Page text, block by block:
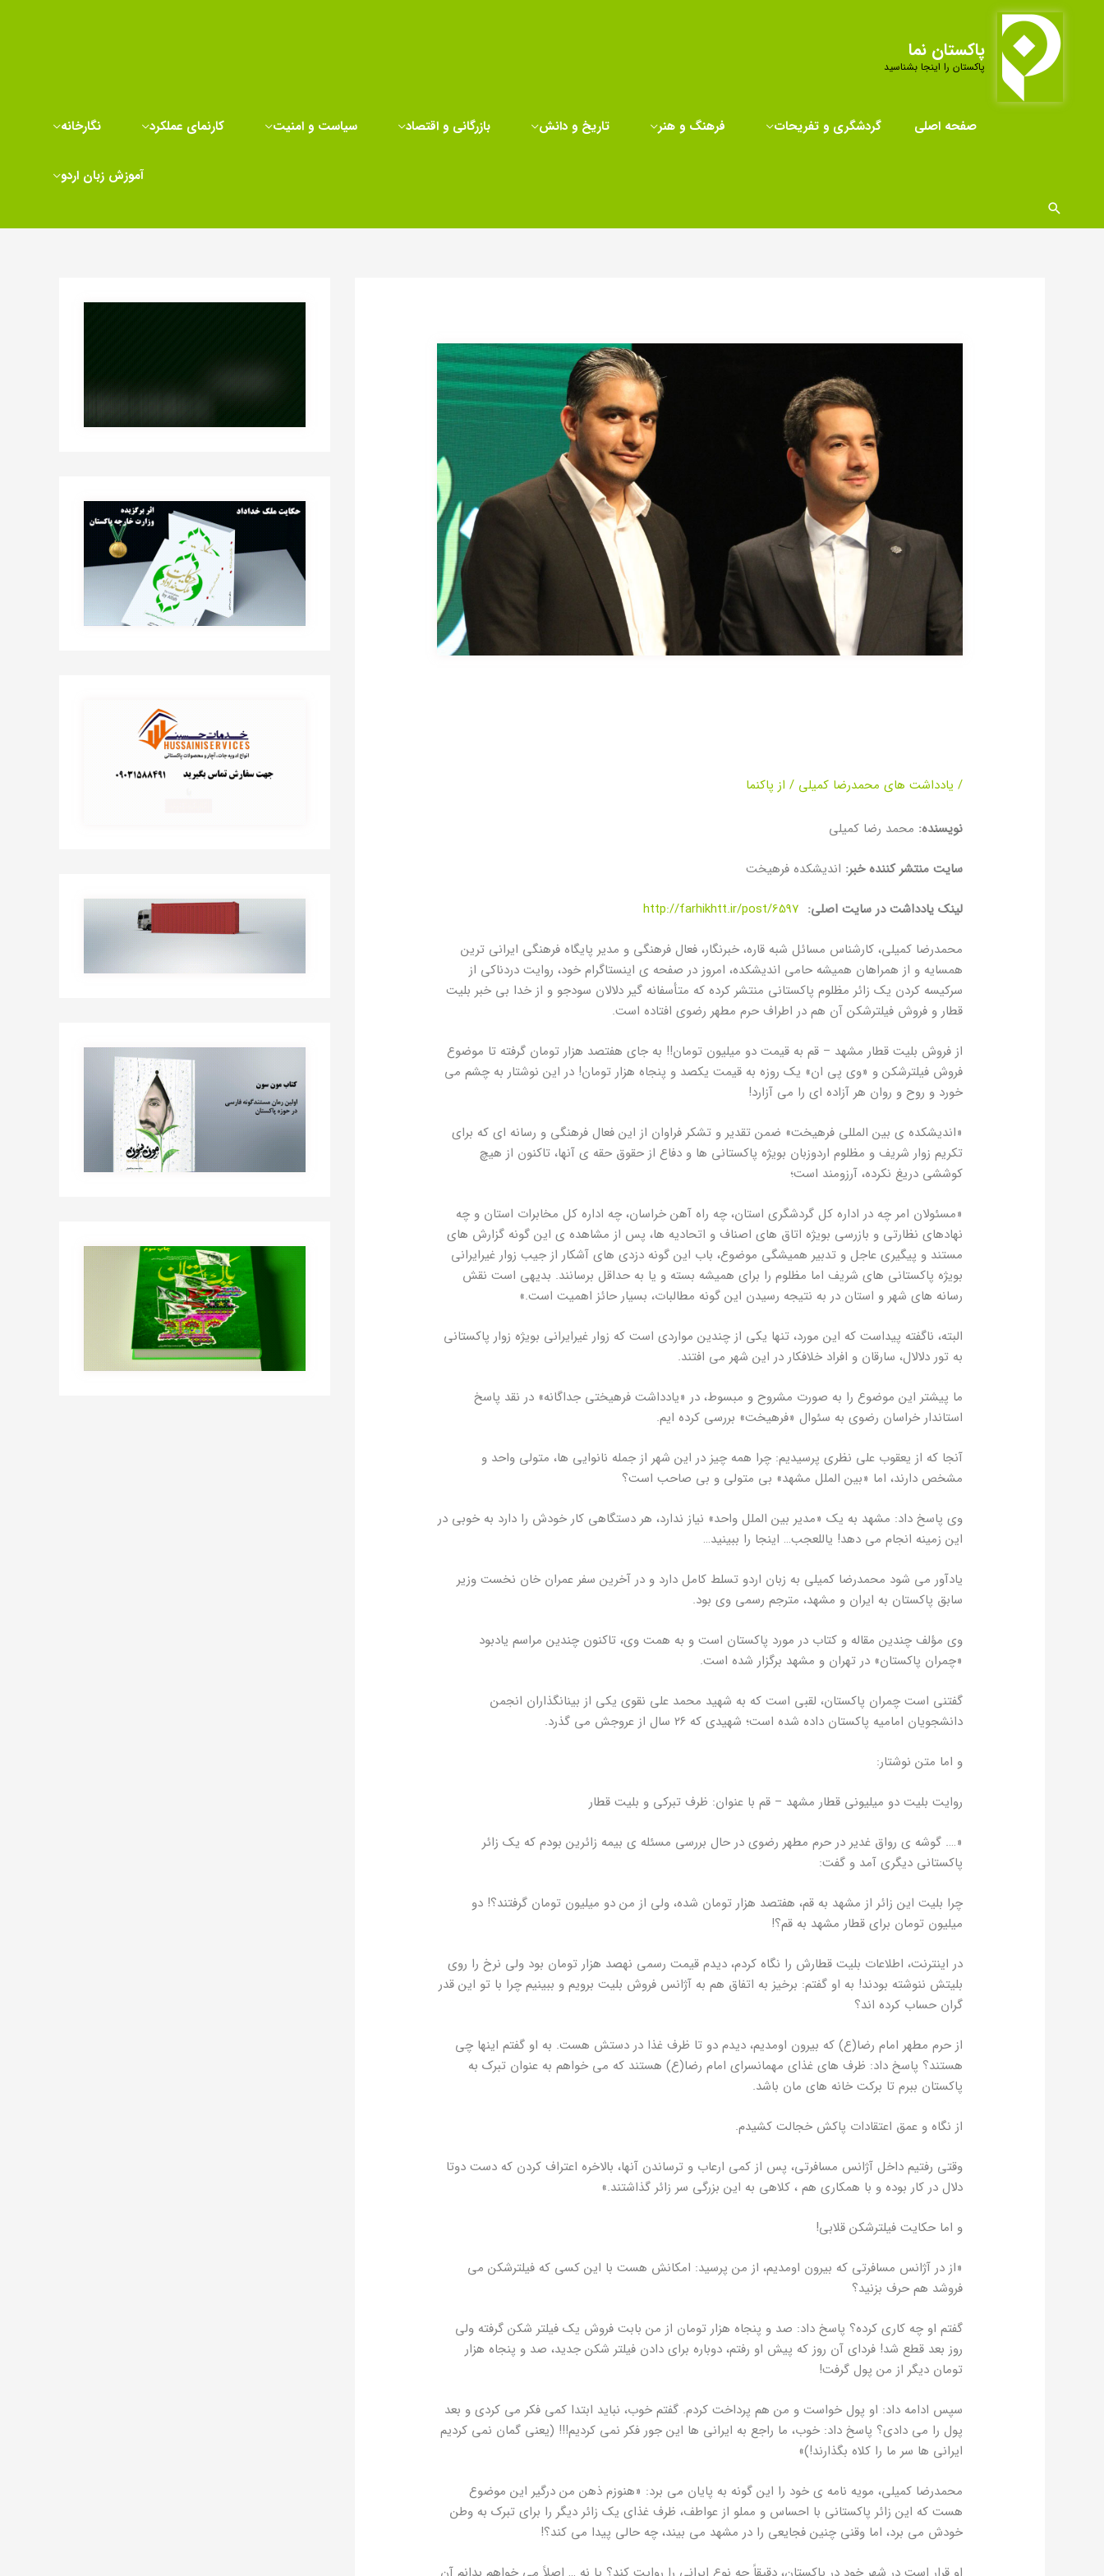
پاکستان نما
پاکستان را اینجا بشناسید
صفحه اصلی گردشگری و تفریحات فرهنگ و هنر تاریخ و دانش بازرگانی و اقتصاد سیاست و امنیت کارنمای عملکرد نگارخانه
آموزش زبان اردو
جستجو
/ یادداشت های محمدرضا کمیلی / از پاکنما
نویسنده: محمد رضا کمیلی
سایت منتشر کننده خبر: اندیشکده فرهیخت
لینک یادداشت در سایت اصلی: http://farhikhtt.ir/post/6597
محمدرضا کمیلی، کارشناس مسائل شبه قاره، خبرنگار، فعال فرهنگی و مدیر پایگاه فرهنگی ایرانی ترین
همسایه و از همراهان همیشه حامی اندیشکده، امروز در صفحه ی اینستاگرام خود، روایت دردناکی از
سرکیسه کردن یک زائر مظلوم پاکستانی منتشر کرده که متأسفانه گیر دلالان سودجو و از خدا بی خبر بلیت
قطار و فروش فیلترشکن آن هم در اطراف حرم مطهر رضوی افتاده است.
از فروش بلیت قطار مشهد – قم به قیمت دو میلیون تومان!! به جای هفتصد هزار تومان گرفته تا موضوع
فروش فیلترشکن و «وی پی ان» یک روزه به قیمت یکصد و پنجاه هزار تومان! در این نوشتار به چشم می
خورد و روح و روان هر آزاده ای را می آزارد!
«اندیشکده ی بین المللی فرهیخت» ضمن تقدیر و تشکر فراوان از این فعال فرهنگی و رسانه ای که برای
تکریم زوار شریف و مظلوم اردوزبان بویژه پاکستانی ها و دفاع از حقوق حقه ی آنها، تاکنون از هیچ
کوششی دریغ نکرده، آرزومند است؛
«مسئولان امر چه در اداره کل گردشگری استان، چه راه آهن خراسان، چه اداره کل مخابرات استان و چه
نهادهای نظارتی و بازرسی بویژه اتاق های اصناف و اتحادیه ها، پس از مشاهده ی این گونه گزارش های
مستند و پیگیری عاجل و تدبیر همیشگی موضوع، باب این گونه دزدی های آشکار از جیب زوار غیرایرانی
بویژه پاکستانی های شریف اما مظلوم را برای همیشه بسته و یا به حداقل برسانند. بدیهی است نقش
رسانه های شهر و استان در به نتیجه رسیدن این گونه مطالبات، بسیار حائز اهمیت است.»
البته، ناگفته پیداست که این مورد، تنها یکی از چندین مواردی است که زوار غیرایرانی بویژه زوار پاکستانی
به تور دلالال، سارقان و افراد خلافکار در این شهر می افتند.
ما پیشتر این موضوع را به صورت مشروح و مبسوط، در «یادداشت فرهیختی جداگانه» در نقد پاسخ
استاندار خراسان رضوی به سئوال «فرهیخت» بررسی کرده ایم.
آنجا که از یعقوب علی نظری پرسیدیم: چرا همه چیز در این شهر از جمله نانوایی ها، متولی واحد و
مشخص دارند، اما «بین الملل مشهد» بی متولی و بی صاحب است؟
وی پاسخ داد: مشهد به یک «مدیر بین الملل واحد» نیاز ندارد، هر دستگاهی کار خودش را دارد به خوبی در
این زمینه انجام می دهد! یاللعجب… اینجا را ببینید…
یادآور می شود محمدرضا کمیلی به زبان اردو تسلط کامل دارد و در آخرین سفر عمران خان نخست وزیر
سابق پاکستان به ایران و مشهد، مترجم رسمی وی بود.
وی مؤلف چندین مقاله و کتاب در مورد پاکستان است و به همت وی، تاکنون چندین مراسم یادبود
«چمران پاکستان» در تهران و مشهد برگزار شده است.
گفتنی است چمران پاکستان، لقبی است که به شهید محمد علی نقوی یکی از بینانگذاران انجمن
دانشجویان امامیه پاکستان داده شده است؛ شهیدی که ۲۶ سال از عروجش می گذرد.
و اما متن نوشتار:
روایت بلیت دو میلیونی قطار مشهد – قم با عنوان: ظرف تبرکی و بلیت قطار
«…. گوشه ی رواق غدیر در حرم مطهر رضوی در حال بررسی مسئله ی بیمه زائرین بودم که یک زائر
پاکستانی دیگری آمد و گفت:
چرا بلیت این زائر از مشهد به قم، هفتصد هزار تومان شده، ولی از من دو میلیون تومان گرفتند؟! دو
میلیون تومان برای قطار مشهد به قم؟!
در اینترنت، اطلاعات بلیت قطارش را نگاه کردم، دیدم قیمت رسمی نهصد هزار تومان بود ولی نرخ را روی
بلیتش ننوشته بودند! به او گفتم: برخیز به اتفاق هم به آژانس فروش بلیت برویم و ببینیم چرا با تو این قدر
گران حساب کرده اند؟
از حرم مطهر امام رضا(ع) که بیرون اومدیم، دیدم دو تا ظرف غذا در دستش هست. به او گفتم اینها چی
هستند؟ پاسخ داد: ظرف های غذای مهمانسرای امام رضا(ع) هستند که می خواهم به عنوان تبرک به
پاکستان ببرم تا برکت خانه های مان باشد.
از نگاه و عمق اعتقادات پاکش خجالت کشیدم.
وقتی رفتیم داخل آژانس مسافرتی، پس از کمی ارعاب و ترساندن آنها، بالاخره اعتراف کردن که دست دوتا
دلال در کار بوده و با همکاری هم ، کلاهی به این بزرگی سر زائر گذاشتند.»
و اما حکایت فیلترشکن قلابی!
«از در آژانس مسافرتی که بیرون اومدیم، از من پرسید: امکانش هست با این کسی که فیلترشکن می
فروشد هم حرف بزنید؟
گفتم او چه کاری کرده؟ پاسخ داد: صد و پنجاه هزار تومان از من بابت فروش یک فیلتر شکن گرفته ولی
روز بعد قطع شد! فردای آن روز که پیش او رفتم، دوباره برای دادن فیلتر شکن جدید، صد و پنجاه هزار
تومان دیگر از من پول گرفت!
سپس ادامه داد: او پول خواست و من هم پرداخت کردم. گفتم خوب، نباید ابتدا کمی فکر می کردی و بعد
پول را می دادی؟ پاسخ داد: خوب، ما راجع به ایرانی ها این جور فکر نمی کردیم!!! (یعنی گمان نمی کردیم
ایرانی ها سر ما را کلاه بگذارند!)»
محمدرضا کمیلی، مویه نامه ی خود را این گونه به پایان می برد: «هنوزم ذهن من درگیر این موضوع
هست که این زائر پاکستانی با احساس و مملو از عواطف، ظرف غذای یک زائر دیگر را برای تبرک به وطن
خودش می برد، اما وقنی چنین فجایعی را در مشهد می بیند، چه حالی پیدا می کند؟!